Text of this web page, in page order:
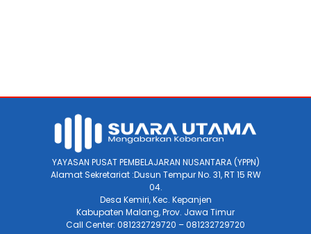
YAYASAN PUSAT PEMBELAJARAN NUSANTARA (YPPN)
Alamat Sekretariat :Dusun Tempur No. 31, RT 15 RW
04.
Desa Kemiri, Kec. Kepanjen
Kabupaten Malang, Prov. Jawa Timur